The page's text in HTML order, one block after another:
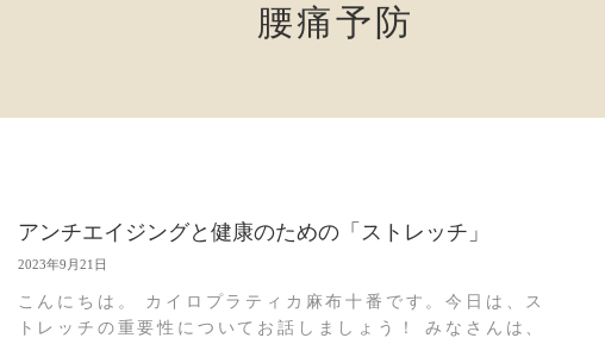
腰痛予防
アンチエイジングと健康のための「ストレッチ」
2023年9月21日
こんにちは。 カイロプラティカ麻布十番です。今日は、ス
トレッチの重要性についてお話しましょう！ みなさんは、